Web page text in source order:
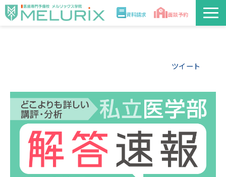
資料請求 面談予約
入学案内
合格実績・合格体験記
ツイート